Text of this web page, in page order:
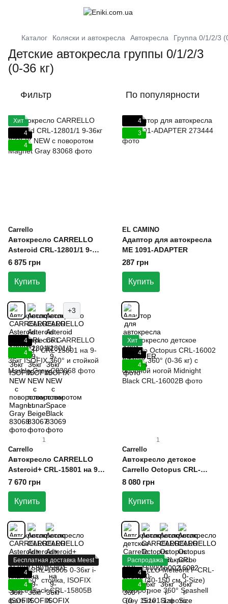
Каталог Коляски и автокресла Автокресла Группа 0/1/2/3
Детские автокресла группы 0/1/2/3
(0-36 кг)
Фильтр По популярности
Хит
4
4
Carrello
Автокресло CARRELLO
Asteroid CRL-12801/1 9-
36кг ISOFIX NEW c
поворотом Magnet Gray
6 875 грн
Купить
+3
4
3
EL CAMINO
Адаптор для автокресла
ME 1091-ADAPTER
287 грн
Купить
4
4
1
Carrello
Автокресло CARRELLO
Asteroid+ CRL-15801 на 9-
36кг ISOFIX 360° и стойкой
Marble Grey
7 670 грн
Купить
Хит
4
4
1
Carrello
Автокресло детское
Carrello Octopus CRL-
16002 ISOFIX 360° (0-36 кг)
с опорной ногой Midnight
Black
8 080 грн
Купить
Бесплатная доставка Meest
4
4
Распродажа
4
4